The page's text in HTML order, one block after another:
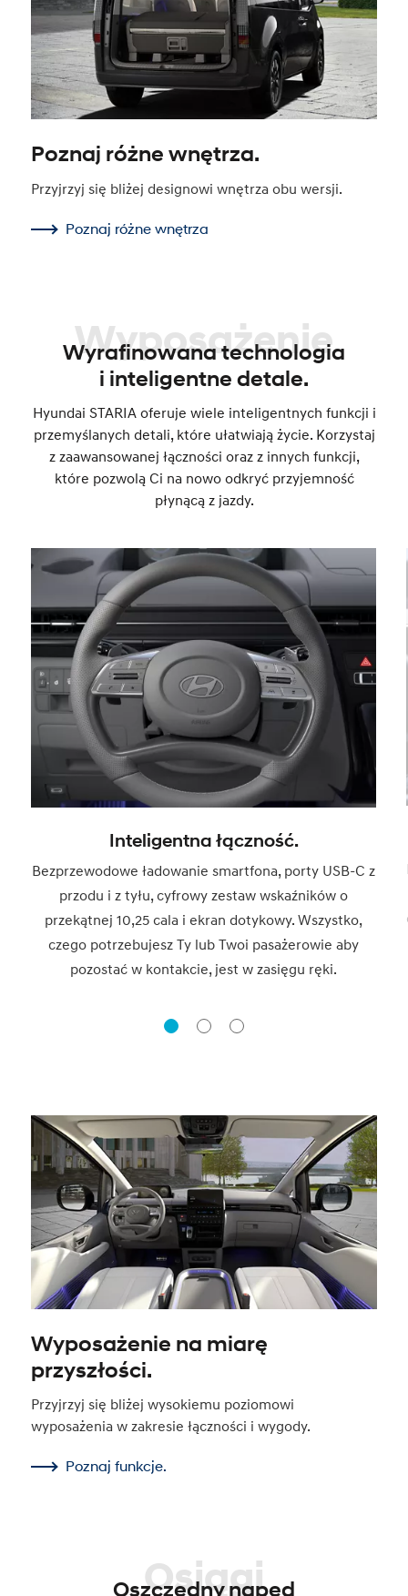
Poznaj różne wnętrza.
Przyjrzyj się bliżej designowi wnętrza obu wersji.
Poznaj różne wnętrza
Wyposażenie
Wyrafinowana technologia
i inteligentne detale.
Hyundai STARIA oferuje wiele inteligentnych funkcji i
przemyślanych detali, które ułatwiają życie. Korzystaj
z zaawansowanej łączności oraz z innych funkcji,
które pozwolą Ci na nowo odkryć przyjemność
płynącą z jazdy.
Inteligentna łączność.
Bezprzewodowe ładowanie smartfona, porty USB-C z
przodu i z tyłu, cyfrowy zestaw wskaźników o
przekątnej 10,25 cala i ekran dotykowy. Wszystko,
czego potrzebujesz Ty lub Twoi pasażerowie aby
pozostać w kontakcie, jest w zasięgu ręki.
Wyposażenie na miarę
przyszłości.
Przyjrzyj się bliżej wysokiemu poziomowi
wyposażenia w zakresie łączności i wygody.
Poznaj funkcje.
Osiągi
Oszczędny napęd